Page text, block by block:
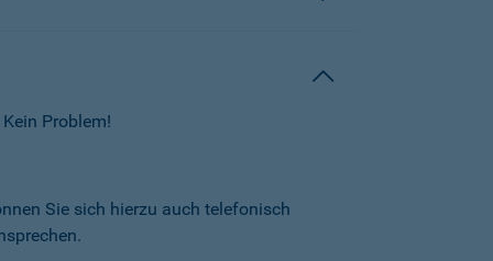
Problem!
Sie sich hierzu auch telefonisch